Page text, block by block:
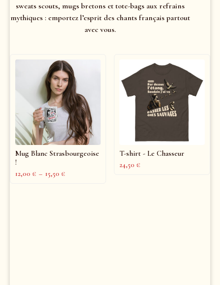
sweats scouts, mugs bretons et tote-bags aux refrains
mythiques : emportez l’esprit des chants français partout
avec vous.
Mug Blanc Strasbourgeoise
!
12,00 € – 15,50 €
T-shirt - Le Chasseur
24,50 €